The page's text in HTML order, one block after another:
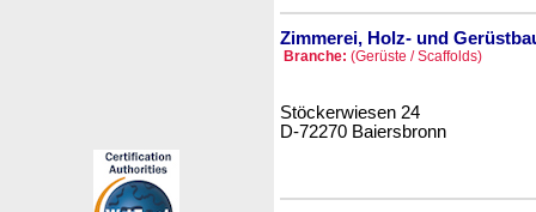
Zimmerei, Holz- und
Branche: (Gerüste / Scaffolds)
Stöckerwiesen 24
D-72270 Baiersbronn